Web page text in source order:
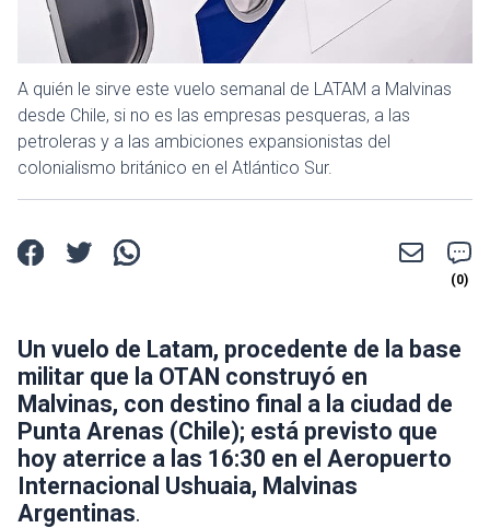
A quién le sirve este vuelo semanal de LATAM a Malvinas
desde Chile, si no es las empresas pesqueras, a las
petroleras y a las ambiciones expansionistas del
colonialismo británico en el Atlántico Sur.
Un vuelo de Latam, procedente de la base
militar que la OTAN construyó en
Malvinas, con destino final a la ciudad de
Punta Arenas (Chile); está previsto que
hoy aterrice a las 16:30 en el Aeropuerto
Internacional Ushuaia, Malvinas
Argentinas.